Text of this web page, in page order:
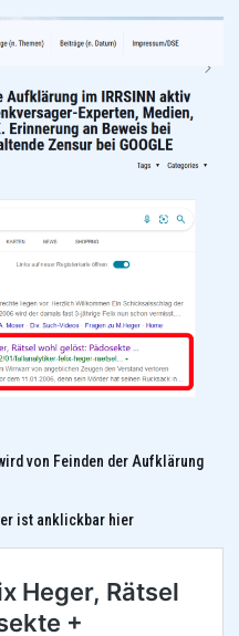
von Feinden der Aufklärung
ist anklickbar hier